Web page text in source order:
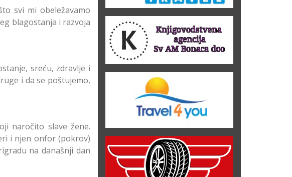
svi mi obeležavamo
blagostanja i razvoja
sreću, zdravlje i
i da se poštujemo,
naročito slave žene.
i njen onfor (pokrov)
na današnji dan